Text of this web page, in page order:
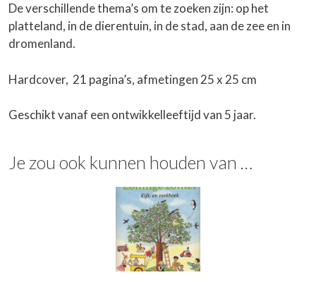
De verschillende thema’s om te zoeken zijn: op het
platteland, in de dierentuin, in de stad, aan de zee en in
dromenland.
Hardcover, 21 pagina’s, afmetingen 25 x 25 cm
Geschikt vanaf een ontwikkelleeftijd van 5 jaar.
Je zou ook kunnen houden van …